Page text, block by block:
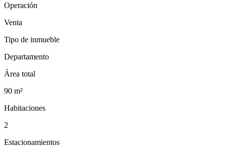
Operación
Venta
Tipo de inmueble
Departamento
Área total
90 m²
Habitaciones
2
Estacionamientos